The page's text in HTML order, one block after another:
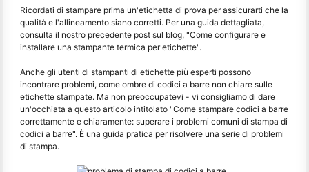
Ricordati di stampare prima un'etichetta di prova per assicurarti che la
qualità e l'allineamento siano corretti. Per una guida dettagliata,
consulta il nostro precedente post sul blog, "Come configurare e
installare una stampante termica per etichette".
Anche gli utenti di stampanti di etichette più esperti possono
incontrare problemi, come ombre di codici a barre non chiare sulle
etichette stampate. Ma non preoccupatevi - vi consigliamo di dare
un'occhiata a questo articolo intitolato "Come stampare codici a barre
correttamente e chiaramente: superare i problemi comuni di stampa di
codici a barre". È una guida pratica per risolvere una serie di problemi
di stampa.